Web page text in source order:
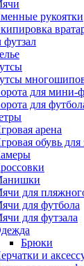
рукоятки
для мини-
для
арена
обувь для
для
для футбола
для футзала
Брюки
и